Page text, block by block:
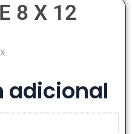
8 X 12
adicional